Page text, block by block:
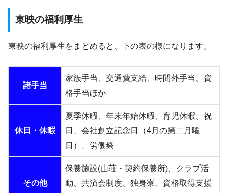
東映の福利厚生
東映の福利厚生をまとめると、下の表の様になります。
諸手当
家族手当、交通費支給、時間外手当、資
格手当ほか
休日・休暇
夏季休暇、年末年始休暇、育児休暇、祝
日、会社創立記念日（4月の第二月曜
日）、労働祭
その他
保養施設(山荘・契約保養所)、クラブ活
動、共済会制度、独身寮、資格取得支援